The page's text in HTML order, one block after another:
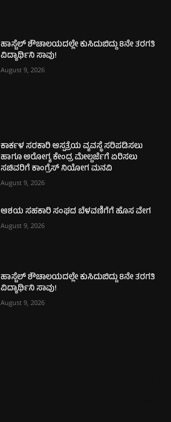
ಹಾಸ್ಟೆಲ್ ಶೌಚಾಲಯದಲ್ಲೇ ಕುಸಿದುಬಿದ್ದು 8ನೇ ತರಗತಿ
ವಿದ್ಯಾರ್ಥಿನಿ ಸಾವು!
August 9, 2026
ಕಾರ್ಕಳ ಸರಕಾರಿ ಆಸ್ಪತ್ರೆಯ ವ್ಯವಸ್ಥೆ ಸರಿಪಡಿಸಲು
ಹಾಗೂ ಅರೋಗ್ಯ ಕೇಂದ್ರ ಮೇಲ್ದರ್ಜೆಗೆ ಏರಿಸಲು
ಸಚಿವರಿಗೆ ಕಾಂಗ್ರೆಸ್ ನಿಯೋಗ ಮನವಿ
August 9, 2026
ಆಶಯ ಸಹಕಾರಿ ಸಂಘದ ಬೆಳವಣಿಗೆಗೆ ಹೊಸ ವೇಗ
August 9, 2026
ಹಾಸ್ಟೆಲ್ ಶೌಚಾಲಯದಲ್ಲೇ ಕುಸಿದುಬಿದ್ದು 8ನೇ ತರಗತಿ
ವಿದ್ಯಾರ್ಥಿನಿ ಸಾವು!
August 9, 2026